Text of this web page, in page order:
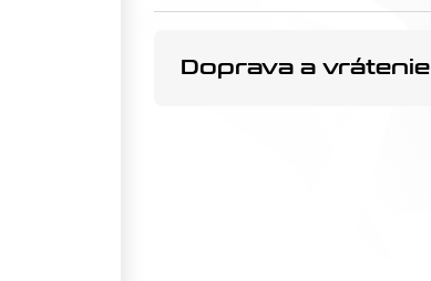
Doprava a vrátenie